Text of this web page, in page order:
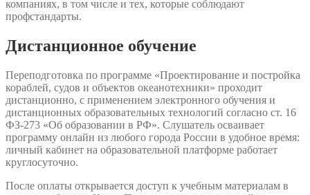
компаниях, в том числе и тех, которые соблюдают
профстандарты.
Дистанционное обучение
Переподготовка по программе «Проектирование и постройка
кораблей, судов и объектов океанотехники» проходит
дистанционно, с применением электронного обучения и
дистанционных образовательных технологий согласно ст. 16
ФЗ-273 «Об образовании в РФ». Слушатель осваивает
программу онлайн из любого города России в удобное время:
личный кабинет на образовательной платформе работает
круглосуточно.
После оплаты открывается доступ к учебным материалам в